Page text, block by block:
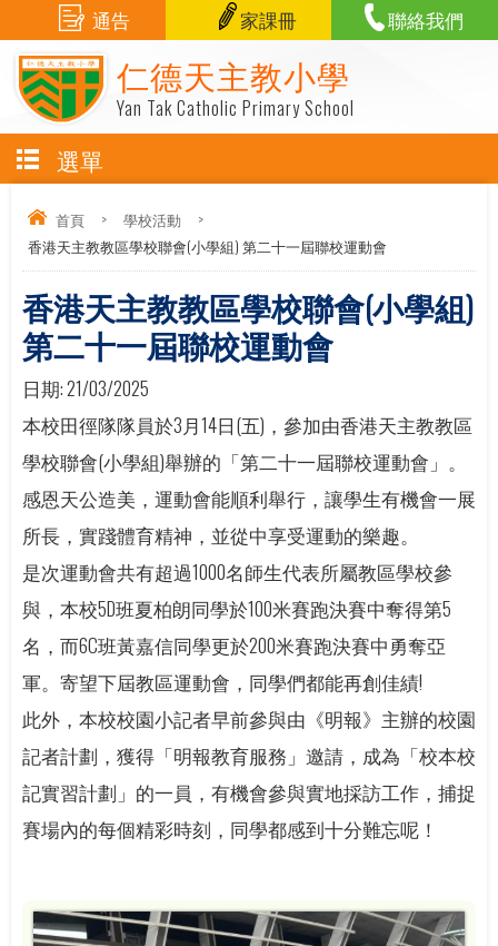
仁德天主教小學
Yan Tak Catholic Primary School
通告 家課冊 聯絡我們
選單
首頁 > 學校活動
>
香港天主教教區學校聯會(小學組) 第二十一屆聯校運動會
香港天主教教區學校聯會(小學組)
第二十一屆聯校運動會
日期:21/03/2025
本校田徑隊隊員於3月14日(五)，參加由香港天主教教區
學校聯會(小學組)舉辦的「第二十一屆聯校運動會」。
感恩天公造美，運動會能順利舉行，讓學生有機會一展
所長，實踐體育精神，並從中享受運動的樂趣。
是次運動會共有超過1000名師生代表所屬教區學校參
與，本校5D班夏柏朗同學於100米賽跑決賽中奪得第5
名，而6C班黃嘉信同學更於200米賽跑決賽中勇奪亞
軍。寄望下屆教區運動會，同學們都能再創佳績!
此外，本校校園小記者早前參與由《明報》主辦的校園
記者計劃，獲得「明報教育服務」邀請，成為「校本校
記實習計劃」的一員，有機會參與實地採訪工作，捕捉
賽場內的每個精彩時刻，同學都感到十分難忘呢！